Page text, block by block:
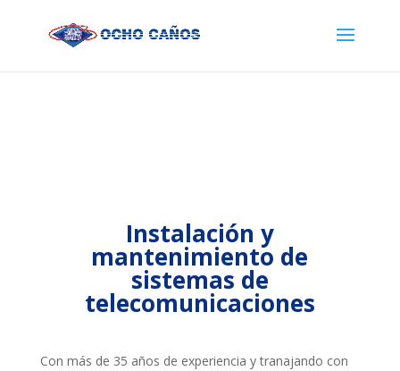
Instalación y
mantenimiento de
sistemas de
telecomunicaciones
Con más de 35 años de experiencia y tranajando con